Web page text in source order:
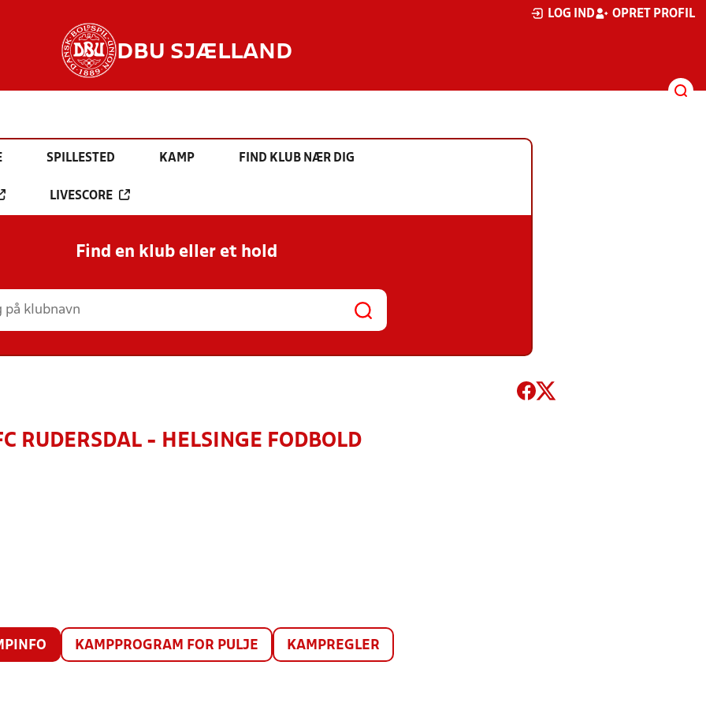
LOG IND OPRET PROFIL
DBU SJÆLLAND
SPILLESTED KAMP FIND KLUB NÆR DIG
LIVESCORE
Find en klub eller et hold
RUDERSDAL - HELSINGE FODBOLD
KAMPPROGRAM FOR PULJE KAMPREGLER